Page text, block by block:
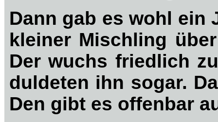
Dann gab es wohl ein
kleiner Mischling
Der wuchs friedlich
duldeten ihn sogar.
Den gibt es offenbar